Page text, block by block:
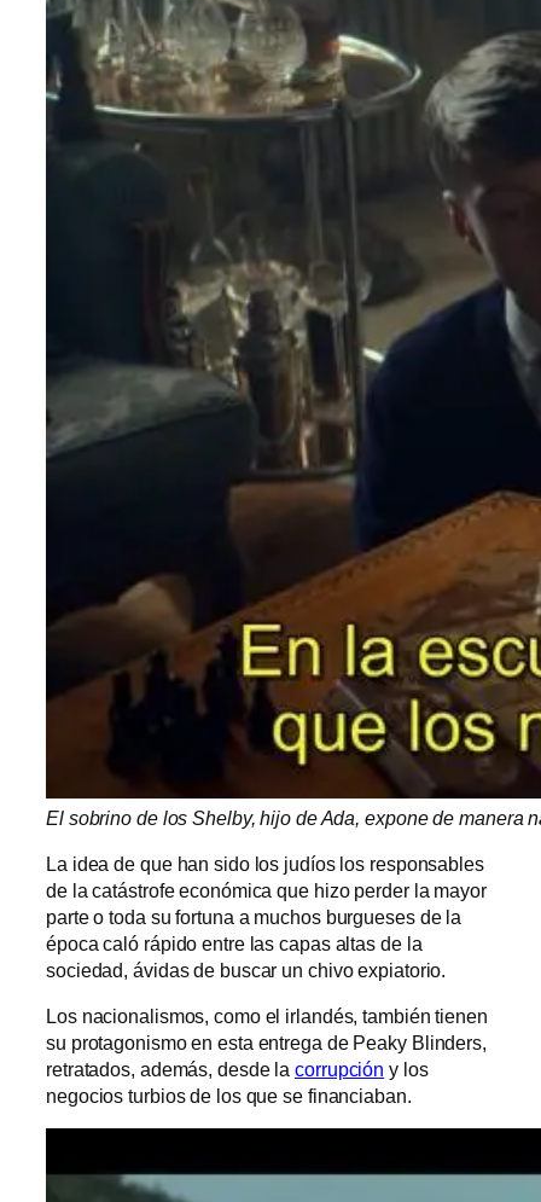
El sobrino de los Shelby, hijo de Ada, expone de manera
La idea de que han sido los judíos los responsables
de la catástrofe económica que hizo perder la mayor
parte o toda su fortuna a muchos burgueses de la
época caló rápido entre las capas altas de la
sociedad, ávidas de buscar un chivo expiatorio.
Los nacionalismos, como el irlandés, también tienen
su protagonismo en esta entrega de Peaky Blinders,
retratados, además, desde lacorrupción y los
negocios turbios de los que se financiaban.